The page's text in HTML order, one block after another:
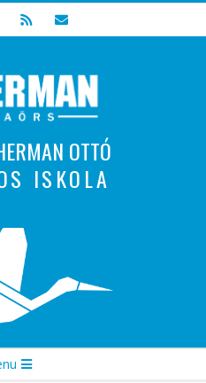
OTTÓ
ISKOLA
újraindul oldalunk!